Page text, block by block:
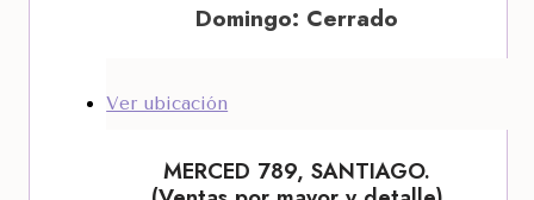
Domingo: Cerrado
Ver ubicación
MERCED 789, SANTIAGO.